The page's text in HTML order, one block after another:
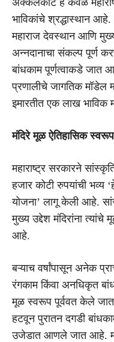
भाविकांचे श्रद्धास्थान
महाराज देवस्थान आणि मुख्य
अन्नदानाचा संकल्प पूर्ण
बांधकाम पूर्णत्वाकडे
प्रणालीचे जागतिक
इमारतीत एक लाख भाविक
मंदिरे मूळ ऐतिहासिक
महाराष्ट्र सरकारने
हजार कोटी रुपयांची भव्य
योजना’ लागू केली आहे.
मुख्य उद्देश मंदिरांना
आहे.
बऱ्याच वर्षांपासून अनेक
रंगकाम किंवा अनधिकृत
मूळ स्वरूप पूर्ववत केले
हटवून पुरातन दगडी
उजेडात आणले जात आहे.